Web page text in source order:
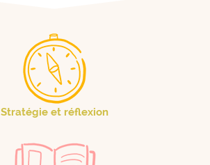
Stratégie et réflexion